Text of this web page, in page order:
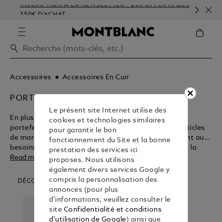
INSCRIPTION À LA NEWSLETTER : 20€ OFFERTS DÈS
350€ D'ACHAT
Accessoires Accessoires En Cuir
PORTEFEUILLES & PORTE CARTES
En plus d’être conçus pour leur fonctionnalité, les
portefeuilles et porte-cartes Montblanc sont des articles
de maroquinerie d’une beauté éternelle qui répondent aux
besoins des professionnels d’aujourd’hui. Découvrez la
myriade d’avantages de ces accessoires de voyage et
d’affaires avant d’acheter dans la boutique Montblanc.
Read more
DÉCOUVREZ NOS CATÉGORIES D’ARTICLES
Le présent site Internet utilise des
cookies et technologies similaires
pour garantir le bon
fonctionnement du Site et la bonne
prestation des services ici
proposes. Nous utilisons
également divers services Google y
compris la personnalisation des
annonces (pour plus
d'informations, veuillez consulter le
site Confidentialité et conditions
d'utilisation de Google) ainsi que